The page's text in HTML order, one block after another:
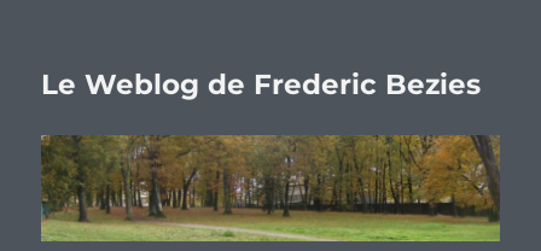
Le Weblog de Frederic Bezies